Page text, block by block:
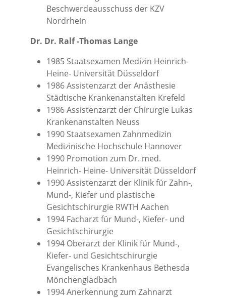
Beschwerdeausschuss der KZV
Nordrhein
Dr. Dr. Ralf -Thomas Lange
1985 Staatsexamen Medizin Heinrich-
Heine- Universität Düsseldorf
1986 Assistenzarzt der Anästhesie
Städtische Krankenanstalten Krefeld
1986 Assistenzarzt der Chirurgie Lukas
Krankenanstalten Neuss
1990 Staatsexamen Zahnmedizin
Medizinische Hochschule Hannover
1990 Promotion zum Dr. med.
Heinrich- Heine- Universität Düsseldorf
1990 Assistenzarzt der Klinik für Zahn-,
Mund-, Kiefer und plastische
Gesichtschirurgie RWTH Aachen
1994 Facharzt für Mund-, Kiefer- und
Gesichtschirurgie
1994 Oberarzt der Klinik für Mund-,
Kiefer- und Gesichtschirurgie
Evangelisches Krankenhaus Bethesda
Mönchengladbach
1994 Anerkennung zum Zahnarzt